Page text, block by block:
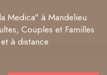
Medica" à Mandelieu
Couples et Familles
et à distance